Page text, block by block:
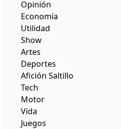
Opinión
Economía
Utilidad
Show
Artes
Deportes
Afición Saltillo
Tech
Motor
Vida
Juegos